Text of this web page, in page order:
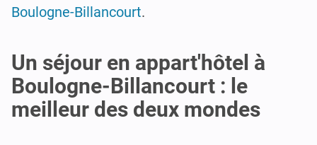
Boulogne-Billancourt.
Un séjour en appart'hôtel à
Boulogne-Billancourt : le
meilleur des deux mondes